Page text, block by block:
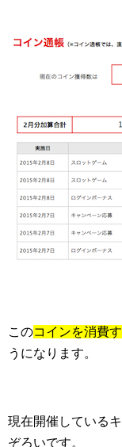
このコインを消費
うになります。
現在開催している
ぞろいです。